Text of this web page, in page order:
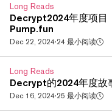
监管缺乏明确性，
道。“国会的介入总是
有一些可以提供的指导
流持续了几分钟，但凸
上的紧张局势。它还凸
领域是否属于其职权范
关系到数字资产公司是
证券相关的规则。 根斯
Long Reads
Decrypt2024年度项
Pump.fun
Dec 22, 2024·24 最小阅读
Long Reads
Decrypt的2024年度故
Dec 16, 2024·25 最小阅读